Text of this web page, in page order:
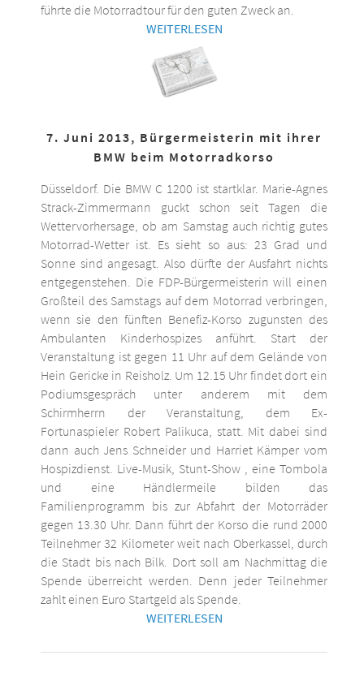
führte die Motorradtour für den guten Zweck an.
WEITERLESEN
7. Juni 2013, Bürgermeisterin mit ihrer
BMW beim Motorradkorso
Düsseldorf. Die BMW C 1200 ist startklar. Marie-Agnes
Strack-Zimmermann guckt schon seit Tagen die
Wettervorhersage, ob am Samstag auch richtig gutes
Motorrad-Wetter ist. Es sieht so aus: 23 Grad und
Sonne sind angesagt. Also dürfte der Ausfahrt nichts
entgegenstehen. Die FDP-Bürgermeisterin will einen
Großteil des Samstags auf dem Motorrad verbringen,
wenn sie den fünften Benefiz-Korso zugunsten des
Ambulanten Kinderhospizes anführt. Start der
Veranstaltung ist gegen 11 Uhr auf dem Gelände von
Hein Gericke in Reisholz. Um 12.15 Uhr findet dort ein
Podiumsgespräch unter anderem mit dem
Schirmherrn der Veranstaltung, dem Ex-
Fortunaspieler Robert Palikuca, statt. Mit dabei sind
dann auch Jens Schneider und Harriet Kämper vom
Hospizdienst. Live-Musik, Stunt-Show , eine Tombola
und eine Händlermeile bilden das
Familienprogramm bis zur Abfahrt der Motorräder
gegen 13.30 Uhr. Dann führt der Korso die rund 2000
Teilnehmer 32 Kilometer weit nach Oberkassel, durch
die Stadt bis nach Bilk. Dort soll am Nachmittag die
Spende überreicht werden. Denn jeder Teilnehmer
zahlt einen Euro Startgeld als Spende.
WEITERLESEN